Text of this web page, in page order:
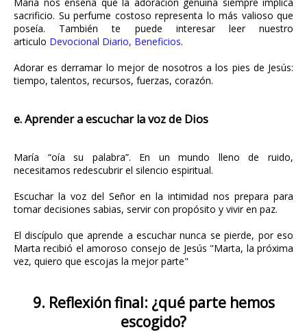
María nos enseña que la adoración genuina siempre implica
sacrificio. Su perfume costoso representa lo más valioso que
poseía. También te puede interesar leer nuestro
articulo Devocional Diario, Beneficios.
Adorar es derramar lo mejor de nosotros a los pies de Jesús:
tiempo, talentos, recursos, fuerzas, corazón.
e. Aprender a escuchar la voz de Dios
María “oía su palabra”. En un mundo lleno de ruido,
necesitamos redescubrir el silencio espiritual.
Escuchar la voz del Señor en la intimidad nos prepara para
tomar decisiones sabias, servir con propósito y vivir en paz.
El discípulo que aprende a escuchar nunca se pierde, por eso
Marta recibió el amoroso consejo de Jesús "Marta, la próxima
vez, quiero que escojas la mejor parte"
9. Reflexión final: ¿qué parte hemos
escogido?